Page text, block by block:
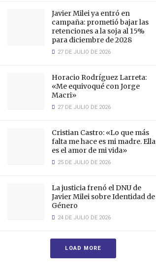
Javier Milei ya entró en
campaña: prometió bajar las
retenciones a la soja al 15%
para diciembre de 2028
27 DE JULIO DE 2026
Horacio Rodríguez Larreta:
«Me equivoqué con Jorge
Macri»
27 DE JULIO DE 2026
Cristian Castro: «Lo que más
falta me hace es mi madre. Ella
es el amor de mi vida»
25 DE JULIO DE 2026
La justicia frenó el DNU de
Javier Milei sobre Identidad de
Género
24 DE JULIO DE 2026
LOAD MORE